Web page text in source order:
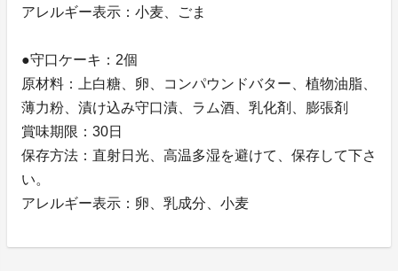
アレルギー表示：小麦、ごま
●守口ケーキ：2個
原材料：上白糖、卵、コンパウンドバター、植物油脂、
薄力粉、漬け込み守口漬、ラム酒、乳化剤、膨張剤
賞味期限：30日
保存方法：直射日光、高温多湿を避けて、保存して下さ
い。
アレルギー表示：卵、乳成分、小麦